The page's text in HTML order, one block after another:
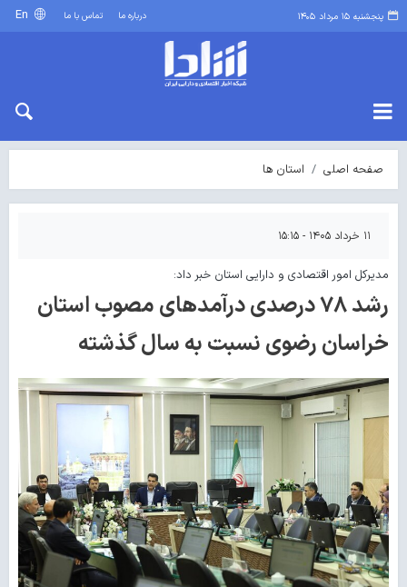
پنجشنبه ۱۵ مرداد ۱۴۰۵ درباره ما تماس با ما
صفحه اصلی استان ها
۱۱ خرداد ۱۴۰۵ - ۱۵:۱۵
مدیرکل امور اقتصادی و دارایی استان خبر داد:
رشد ۷۸ درصدی درآمدهای مصوب استان
خراسان رضوی نسبت به سال گذشته